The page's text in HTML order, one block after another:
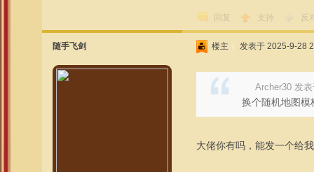
回复 支持 反
随手飞剑 楼主 发表于 2025-9-28
Archer30 发
换个随机地图模
大佬你有吗，能发一个给